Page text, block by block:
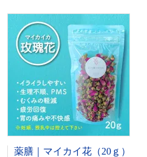
薬膳｜マイカイ花（20ｇ）